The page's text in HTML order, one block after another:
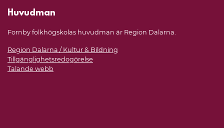
Huvudman
Fornby folkhögskolas huvudman är Region Dalarna.
Region Dalarna / Kultur & Bildning
Tillgänglighetsredogörelse
Talande webb